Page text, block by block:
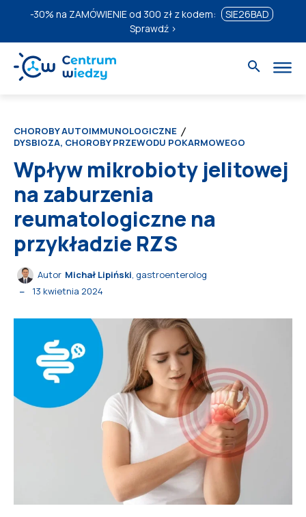
-30% na ZAMÓWIENIE od 300 zł z kodem:
SIE26BAD
Sprawdź ›
CHOROBY AUTOIMMUNOLOGICZNE
DYSBIOZA, CHOROBY PRZEWODU POKARMOWEGO
Wpływ mikrobioty jelitowej
na zaburzenia
reumatologiczne na
przykładzie RZS
Autor Michał Lipiński, gastroenterolog
13 kwietnia 2024